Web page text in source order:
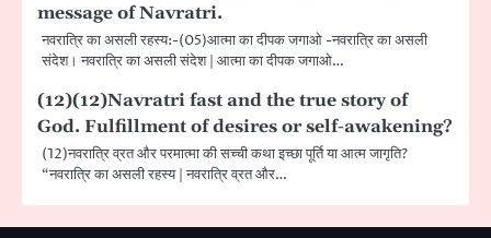
message of Navratri.
नवरात्रि का असली रहस्य:-(05)आत्मा का दीपक जगाओ -नवरात्रि का असली
संदेश। नवरात्रि का असली संदेश | आत्मा का दीपक जगाओ…
(12)(12)Navratri fast and the true story of
God. Fulfillment of desires or self-awakening?
(12)नवरात्रि व्रत और परमात्मा की सच्ची कथा इच्छा पूर्ति या आत्म जागृति?
“नवरात्रि का असली रहस्य | नवरात्रि व्रत और…